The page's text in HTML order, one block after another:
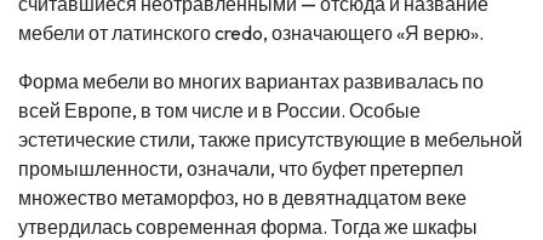
мебели от латинского credo, означающего «Я верю».
Форма мебели во многих вариантах развивалась по
всей Европе, в том числе и в России. Особые
эстетические стили, также присутствующие в мебельной
промышленности, означали, что буфет претерпел
множество метаморфоз, но в девятнадцатом веке
утвердилась современная форма. Тогда же шкафы